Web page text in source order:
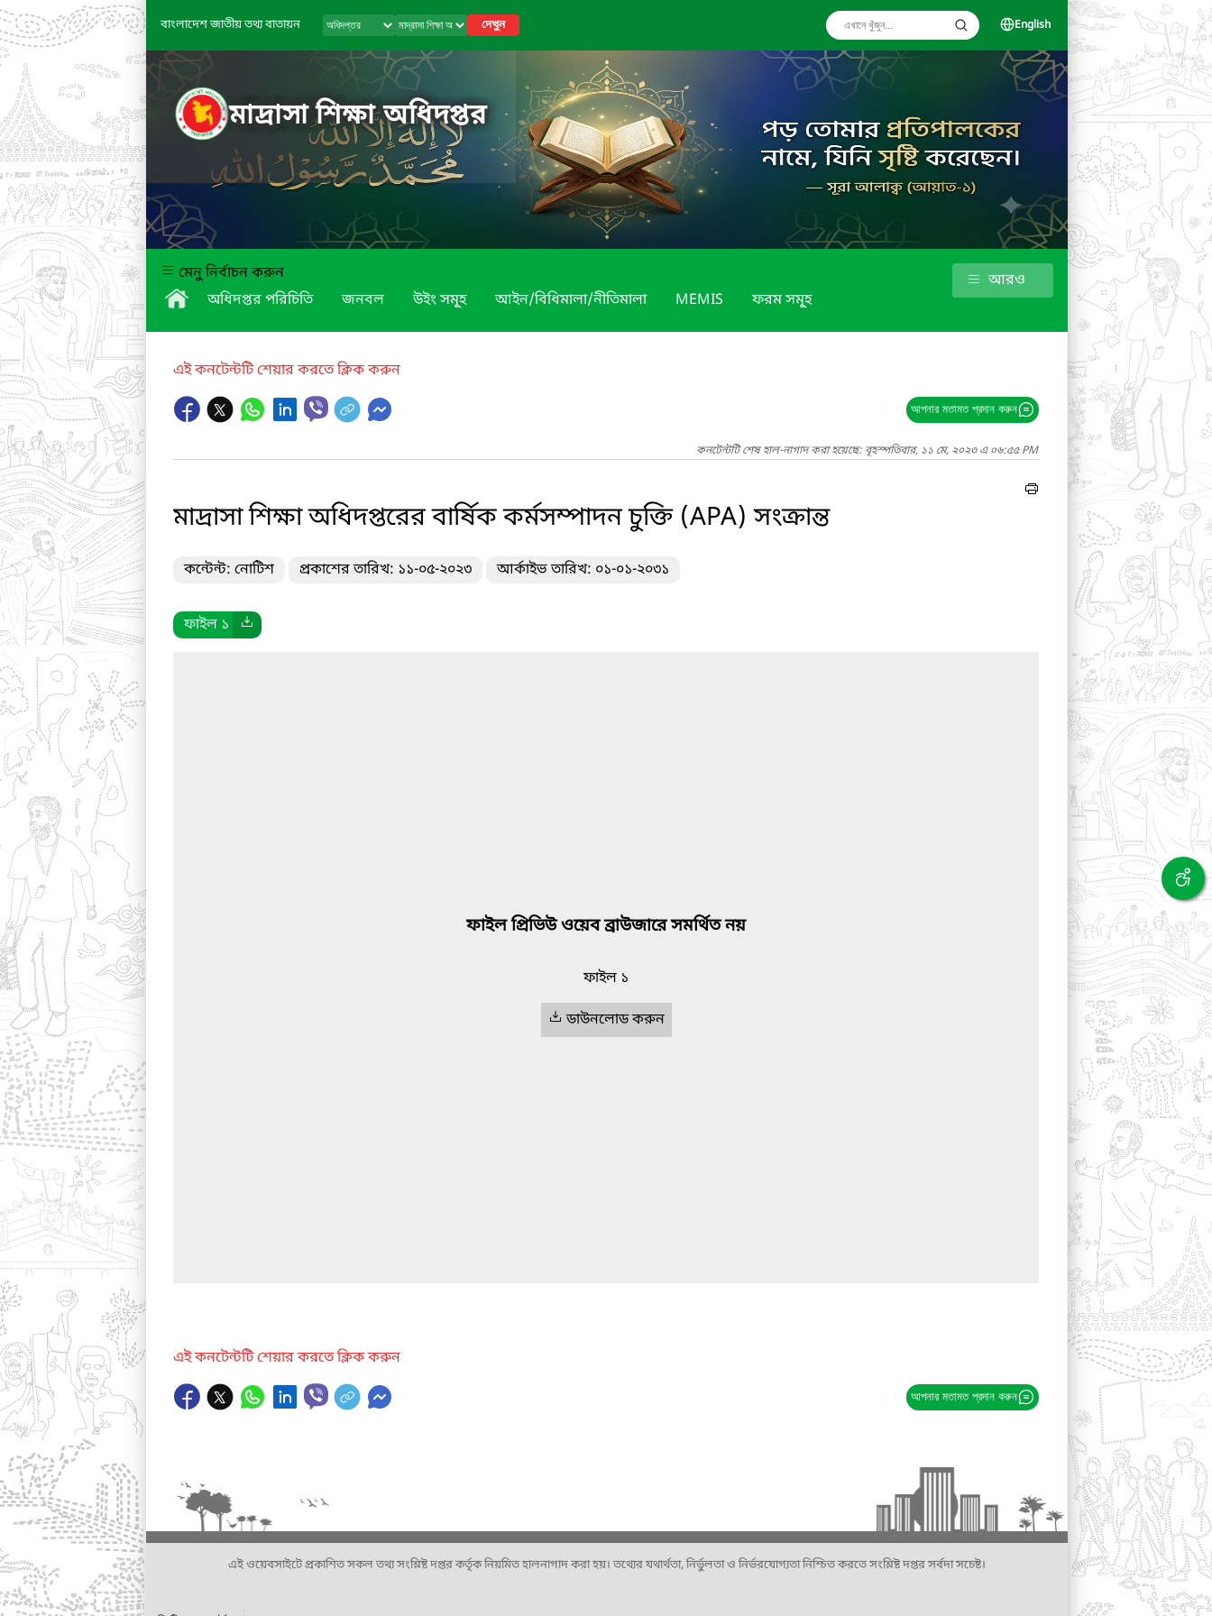
বাংলাদেশ জাতীয় তথ্য বাতায়ন দেখুন English
মাদ্রাসা শিক্ষা অধিদপ্তর
মেনু নির্বাচন করুন
অধিদপ্তর পরিচিতি
জনবল উইং সমূ্হ আইন/বিধিমালা/নীতিমালা MEMIS ফরম সমূ্হ
আরও
এই কনটেন্টটি শেয়ার করতে ক্লিক করুন
আপনার মতামত প্রদান করুন
কনটেন্টটি শেষ হাল-নাগাদ করা হয়েছে: বৃহস্পতিবার, ১১ মে, ২০২৩ এ ০৬:৫৫ PM
মাদ্রাসা শিক্ষা অধিদপ্তরের বার্ষিক কর্মসম্পাদন চুক্তি (APA) সংক্রান্ত
কন্টেন্ট: নোটিশ প্রকাশের তারিখ: ১১-০৫-২০২৩ আর্কাইভ তারিখ: ০১-০১-২০৩১
ফাইল ১
ফাইল প্রিভিউ ওয়েব ব্রাউজারে সমর্থিত নয়
ফাইল ১
ডাউনলোড করুন
এই কনটেন্টটি শেয়ার করতে ক্লিক করুন
আপনার মতামত প্রদান করুন
এই ওয়েবসাইটে প্রকাশিত সকল তথ্য সংশ্লিষ্ট দপ্তর কর্তৃক নিয়মিত হালনাগাদ করা হয়। তথ্যের যথার্থতা, নির্ভুলতা ও নির্ভরযোগ্যতা নিশ্চিত করতে সংশ্লিষ্ট দপ্তর সর্বদা সচেষ্ট।